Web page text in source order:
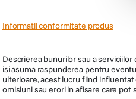
Informatii conformitate produs
Descrierea bunurilor sau a
isi asuma raspunderea pentru
ulterioare, acest lucru fiind
omisiuni sau erori in afisare care pot